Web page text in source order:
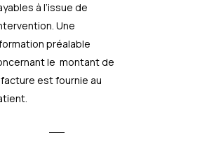
à l’issue de
Une
préalable
le montant de
est fournie au